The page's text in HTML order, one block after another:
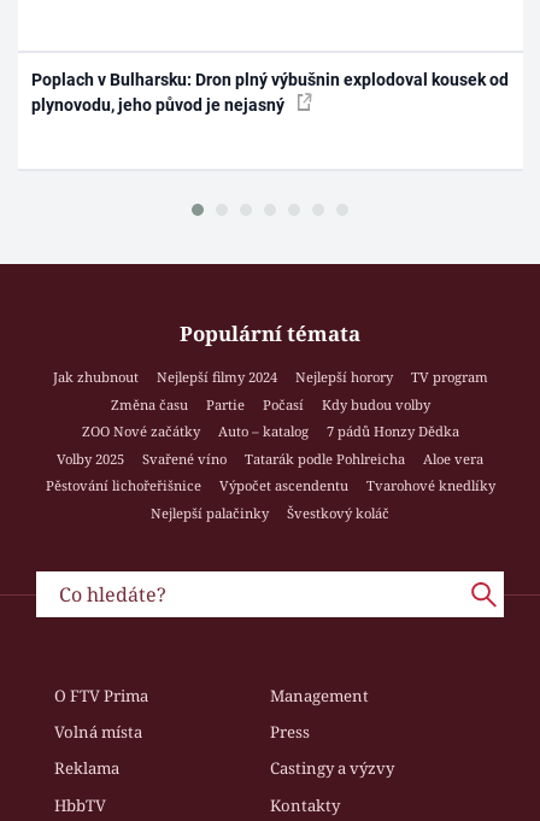
Poplach v Bulharsku: Dron plný výbušnin explodoval kousek od
plynovodu, jeho původ je nejasný
Populární témata
Jak zhubnout Nejlepší filmy 2024 Nejlepší horory
TV program
Změna času
Partie Počasí
Kdy budou volby
ZOO Nové začátky
Auto – katalog
7 pádů Honzy Dědka
Volby 2025
Svařené víno Tatarák podle Pohlreicha
Aloe vera
Pěstování lichořeřišnice
Výpočet ascendentu
Tvarohové knedlíky
Nejlepší palačinky
Švestkový koláč
O FTV Prima
Management
Volná místa
Press
Reklama
Castingy a výzvy
HbbTV
Kontakty